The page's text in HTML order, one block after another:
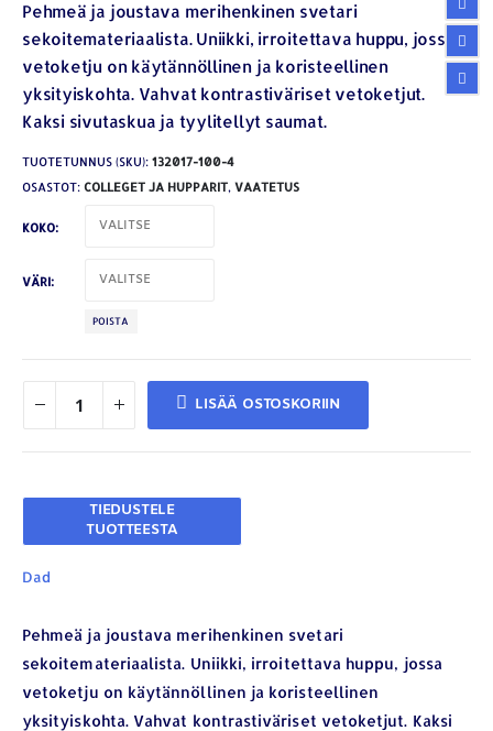
Pehmeä ja joustava merihenkinen svetari
sekoitemateriaalista. Uniikki, irroitettava huppu, jossa
vetoketju on käytännöllinen ja koristeellinen
yksityiskohta. Vahvat kontrastiväriset vetoketjut.
Kaksi sivutaskua ja tyylitellyt saumat.
TUOTETUNNUS (SKU): 132017-100-4
OSASTOT: COLLEGET JA HUPPARIT, VAATETUS
KOKO
VÄRI
POISTA
LISÄÄ OSTOSKORIIN
Dad
Pehmeä ja joustava merihenkinen svetari
sekoitemateriaalista. Uniikki, irroitettava huppu, jossa
vetoketju on käytännöllinen ja koristeellinen
yksityiskohta. Vahvat kontrastiväriset vetoketjut. Kaksi
YHTEYSTIEDOT